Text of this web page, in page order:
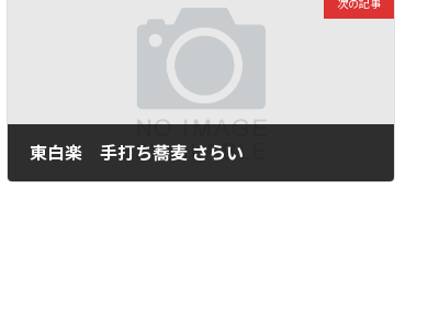
次の記事
東白楽 手打ち蕎麦 さらい